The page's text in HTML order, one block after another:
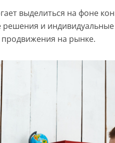
выделиться на фоне
решения и
на рынке.